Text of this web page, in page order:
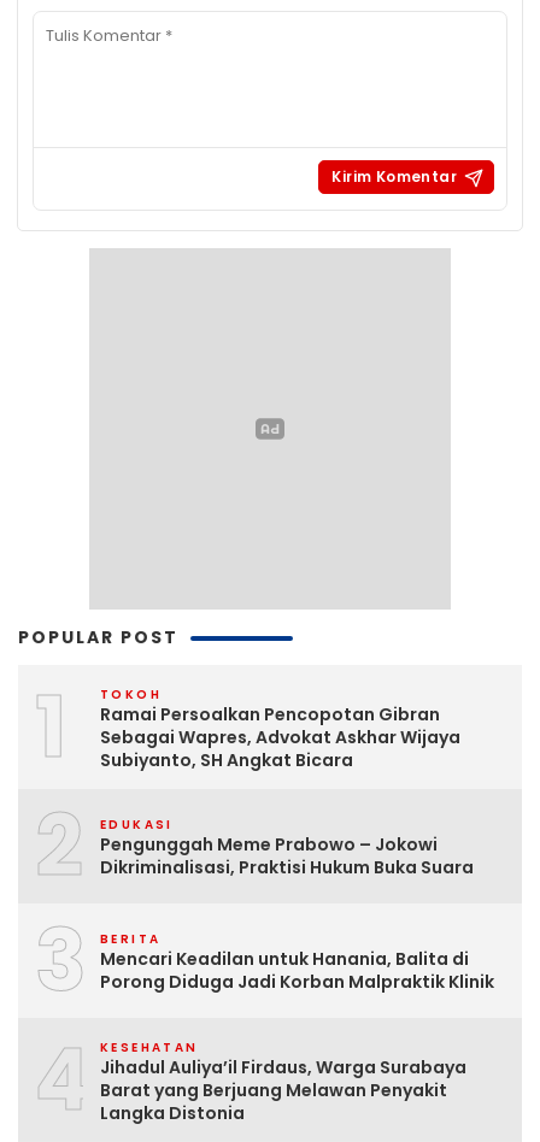
POPULAR POST
1 TOKOH
Ramai Persoalkan Pencopotan Gibran
Sebagai Wapres, Advokat Askhar Wijaya
Subiyanto, SH Angkat Bicara
2 EDUKASI
Pengunggah Meme Prabowo – Jokowi
Dikriminalisasi, Praktisi Hukum Buka Suara
3 BERITA
Mencari Keadilan untuk Hanania, Balita di
Porong Diduga Jadi Korban Malpraktik Klinik
4 KESEHATAN
Jihadul Auliya’il Firdaus, Warga Surabaya
Barat yang Berjuang Melawan Penyakit
Langka Distonia